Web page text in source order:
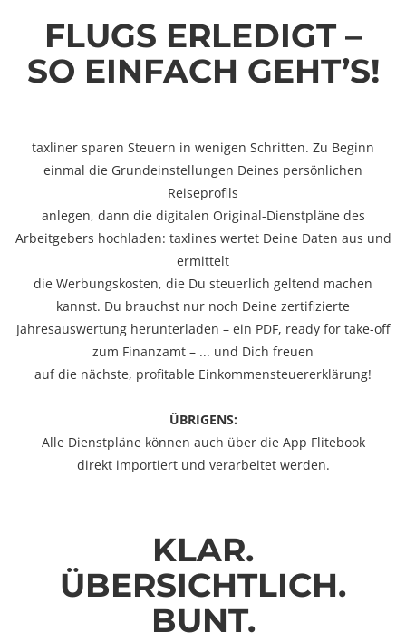
FLUGS ERLEDIGT –
SO EINFACH GEHT’S!
taxliner sparen Steuern in wenigen Schritten. Zu Beginn
einmal die Grundeinstellungen Deines persönlichen
Reiseprofils
anlegen, dann die digitalen Original-Dienstpläne des
Arbeitgebers hochladen: taxlines wertet Deine Daten aus und
ermittelt
die Werbungskosten, die Du steuerlich geltend machen
kannst. Du brauchst nur noch Deine zertifizierte
Jahresauswertung herunterladen – ein PDF, ready for take-off
zum Finanzamt – ... und Dich freuen
auf die nächste, profitable Einkommensteuererklärung!
ÜBRIGENS:
Alle Dienstpläne können auch über die App Flitebook
direkt importiert und verarbeitet werden.
KLAR.
ÜBERSICHTLICH.
BUNT.